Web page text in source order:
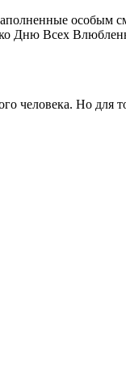
особым
ко Дню Всех
человека. Но для